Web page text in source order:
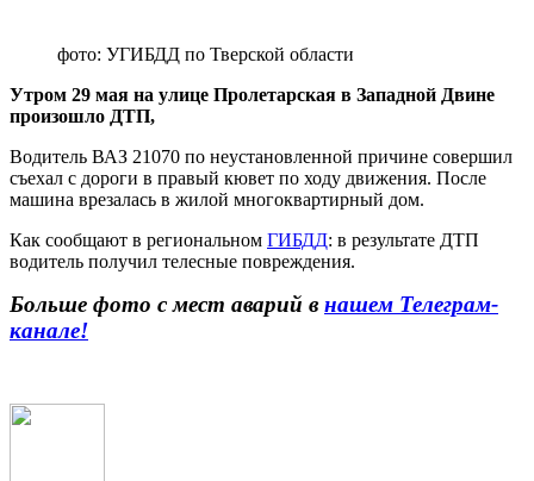
фото: УГИБДД по Тверской области
Утром 29 мая на улице Пролетарская в Западной Двине
произошло ДТП,
Водитель ВАЗ 21070 по неустановленной причине совершил
съехал с дороги в правый кювет по ходу движения. После
машина врезалась в жилой многоквартирный дом.
Как сообщают в региональном ГИБДД: в результате ДТП
водитель получил телесные повреждения.
Больше фото с мест аварий в нашем Телеграм-
канале!